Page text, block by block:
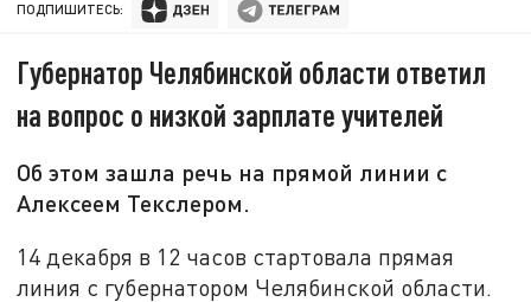
ПОДПИШИТЕСЬ:
Губернатор Челябинской области ответил
на вопрос о низкой зарплате учителей
Об этом зашла речь на прямой линии с
Алексеем Текслером.
14 декабря в 12 часов стартовала прямая
линия с губернатором Челябинской области.